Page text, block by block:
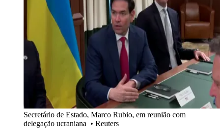
Secretário de Estado, Marco Rubio, em reunião com
delegação ucraniana • Reuters